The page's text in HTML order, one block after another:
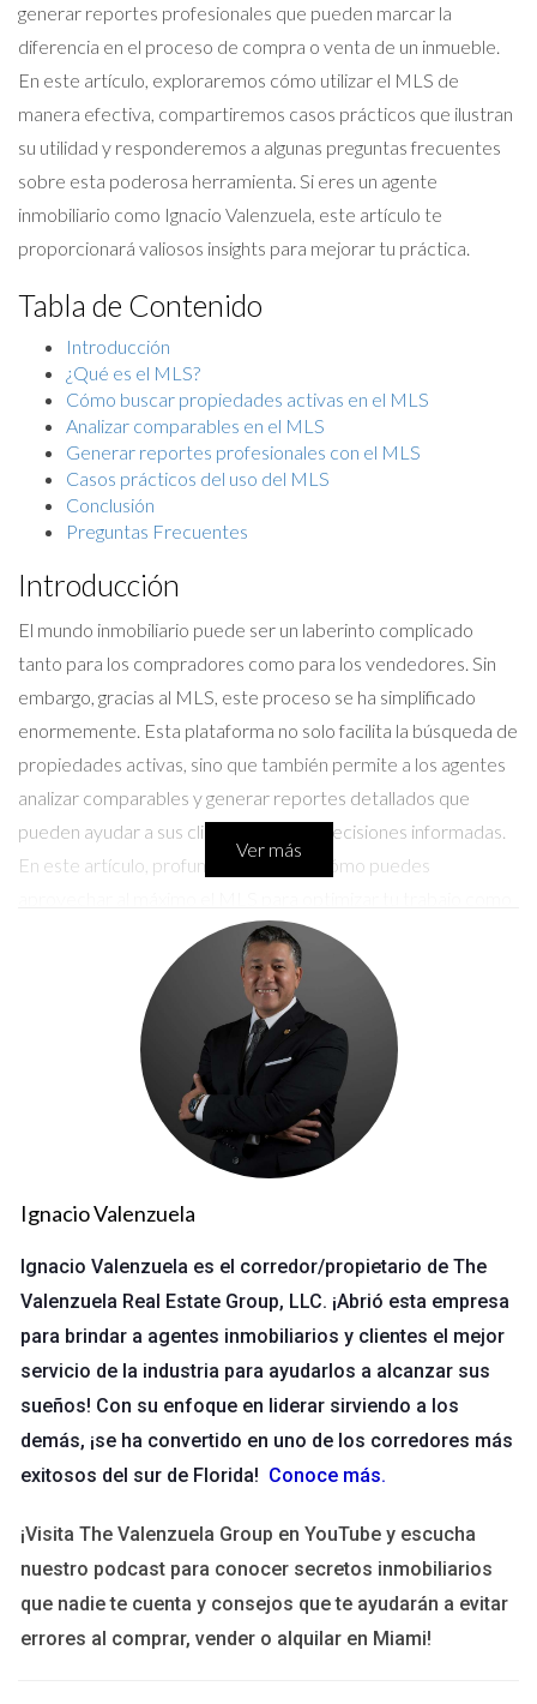
generar reportes profesionales que pueden marcar la
diferencia en el proceso de compra o venta de un inmueble.
En este artículo, exploraremos cómo utilizar el MLS de
manera efectiva, compartiremos casos prácticos que ilustran
su utilidad y responderemos a algunas preguntas frecuentes
sobre esta poderosa herramienta. Si eres un agente
inmobiliario como Ignacio Valenzuela, este artículo te
proporcionará valiosos insights para mejorar tu práctica.
Tabla de Contenido
Introducción
¿Qué es el MLS?
Cómo buscar propiedades activas en el MLS
Analizar comparables en el MLS
Generar reportes profesionales con el MLS
Casos prácticos del uso del MLS
Conclusión
Preguntas Frecuentes
Introducción
El mundo inmobiliario puede ser un laberinto complicado
tanto para los compradores como para los vendedores. Sin
embargo, gracias al MLS, este proceso se ha simplificado
enormemente. Esta plataforma no solo facilita la búsqueda de
propiedades activas, sino que también permite a los agentes
analizar comparables y generar reportes detallados que
pueden ayudar a sus clientes a tomar decisiones informadas.
En este artículo, profundizaremos en cómo puedes
agente inmobiliario y ofrecer un servicio excepcional a tus
¿Qué es el MLS?
El Sistema de Listado Múltiple (MLS) es una base de datos
que agrupa información sobre propiedades en venta y alquiler.
Este sistema es utilizado principalmente por agentes
inmobiliarios y corredores, quienes lo alimentan con datos
actualizados sobre las propiedades disponibles en el
Beneficios del MLS
Acceso a una amplia gama de propiedades.
Información detallada sobre cada inmueble.
Herramientas para comparar precios y características.
Facilidad para generar reportes personalizados.
Cómo buscar propiedades activas en el
MLS
Buscar propiedades activas en el MLS es un proceso sencillo
pero requiere atención al detalle. Primero, necesitas tener
acceso al sistema a través de una membresía como agente
inmobiliario. Una vez dentro, puedes utilizar diferentes filtros
Ver más
Ignacio Valenzuela
Ignacio Valenzuela es el corredor/propietario de The
Valenzuela Real Estate Group, LLC. ¡Abrió esta empresa
para brindar a agentes inmobiliarios y clientes el mejor
servicio de la industria para ayudarlos a alcanzar sus
sueños! Con su enfoque en liderar sirviendo a los
demás, ¡se ha convertido en uno de los corredores más
exitosos del sur de Florida! Conoce más.
¡Visita The Valenzuela Group en YouTube y escucha
nuestro podcast para conocer secretos inmobiliarios
que nadie te cuenta y consejos que te ayudarán a evitar
errores al comprar, vender o alquilar en Miami!